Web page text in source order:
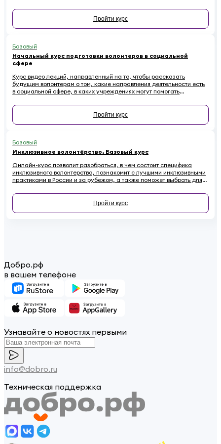
распространенных ошибок.
Пройти курс
Базовый
Начальный курс подготовки волонтеров в социальной
сфере
Курс видео лекций, направленный на то, чтобы рассказать
будущим волонтерам о том, какие направления деятельности есть
в социальной сфере, в каких учреждениях могут помогать
Пройти курс
Базовый
Инклюзивное волонтёрство. Базовый курс
Онлайн-курс позволит разобраться, в чем состоит специфика
инклюзивного волонтерства, познакомит с лучшими инклюзивными
практиками в России и за рубежом, а также поможет выбрать для
и навыками.
Пройти курс
Добро.рф
в вашем телефоне
Узнавайте о новостях первыми
info@dobro.ru
Техническая поддержка